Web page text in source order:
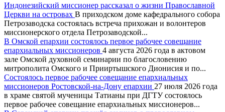
Индонезийский миссионер рассказал о жизни Православной
Церкви на островах В приходском доме кафедрального собора
Петрозаводска состоялась встреча прихожан и волонтеров
миссионерского отдела Петрозаводской...
В Омской епархии состоялось первое рабочее совещание
епархиальных миссионеров 4 августа 2026 года в актовом
зале Омской духовной семинарии по благословению
митрополита Омского и Прииртышского Дионисия и по...
Состоялось первое рабочее совещание епархиальных
миссионеров Ростовской-на-Дону епархии 27 июля 2026 года
в храме святой мученицы Татианы при ДГТУ состоялось
первое рабочее совещание епархиальных миссионеров...